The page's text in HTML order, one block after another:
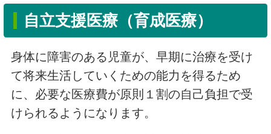
自立支援医療（育成医療）
身体に障害のある児童が、早期に治療を受け
て将来生活していくための能力を得るため
に、必要な医療費が原則１割の自己負担で受
けられるようになります。